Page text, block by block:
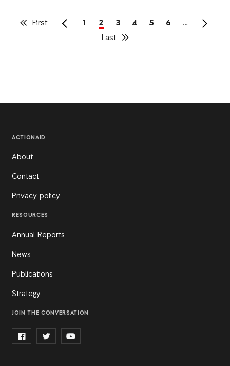
First
First Page
1
Current
page
2 Page
3 Page
4 Page
5 Page
6
…
Last
Last
ACTIONAID
About
Contact
Privacy policy
RESOURCES
Annual Reports
News
Publications
Strategy
JOIN THE CONVERSATION